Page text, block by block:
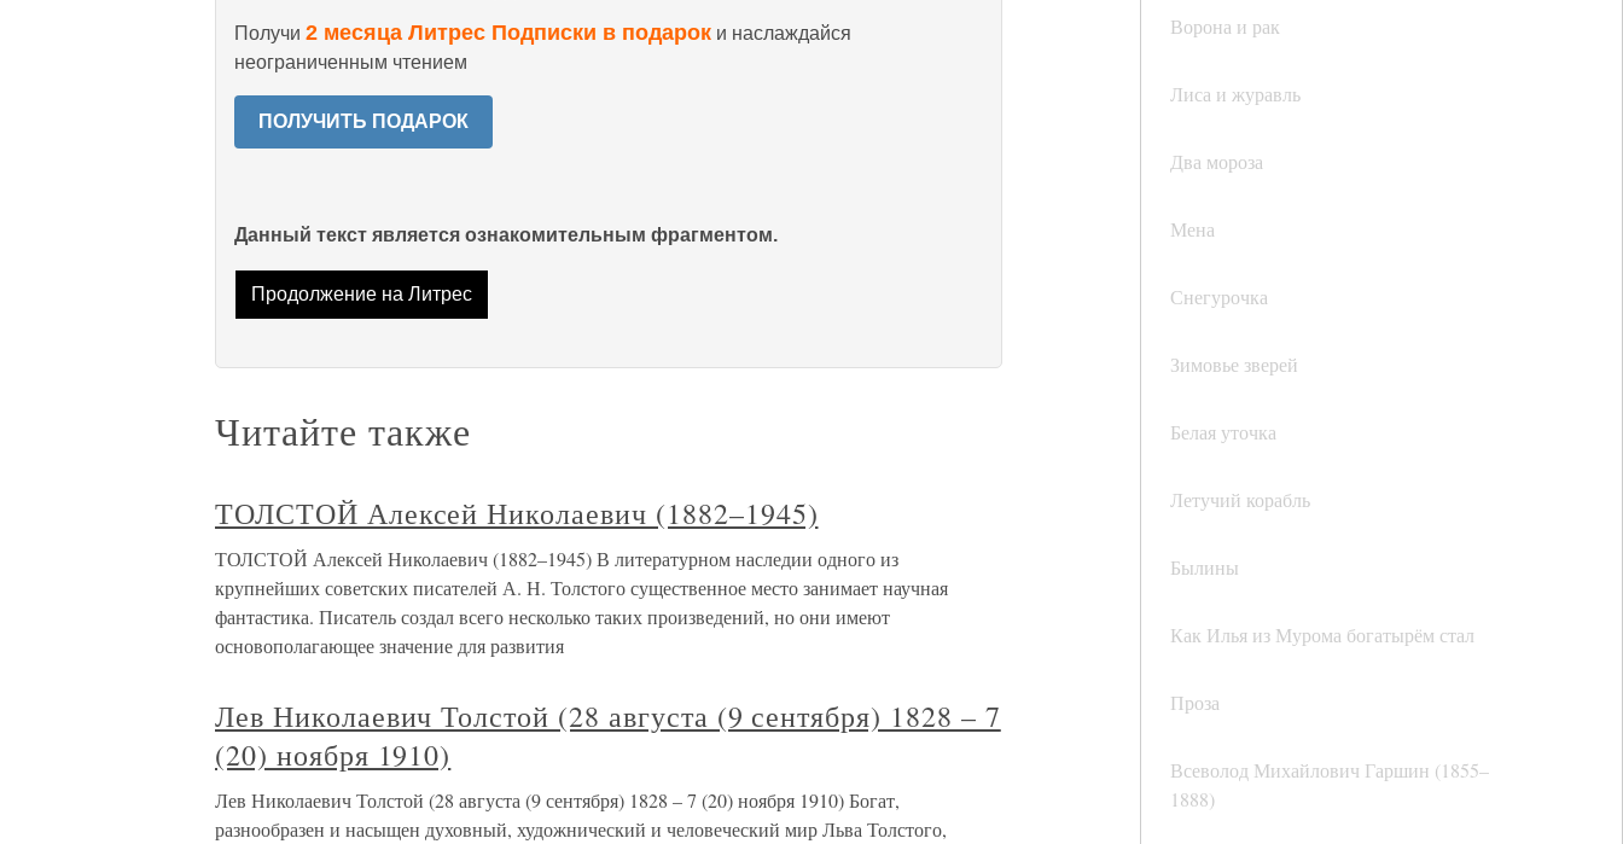
Ворона и рак
Лиса и журавль
Два мороза
Мена
Снегурочка
Зимовье зверей
Белая уточка
Летучий корабль
Былины
Как Илья из Мурома богатырём стал
Проза
Всеволод Михайлович Гаршин (1855–
1888)
Получи 2 месяца Литрес Подписки в подарок и наслаждайся
неограниченным чтением
ПОЛУЧИТЬ ПОДАРОК
Данный текст является ознакомительным фрагментом.
Продолжение на Литрес
Читайте также
ТОЛСТОЙ Алексей Николаевич (1882–1945)
ТОЛСТОЙ Алексей Николаевич (1882–1945) В литературном наследии одного из
крупнейших советских писателей А. Н. Толстого существенное место занимает научная
фантастика. Писатель создал всего несколько таких произведений, но они имеют
основополагающее значение для развития
Лев Николаевич Толстой (28 августа (9 сентября) 1828 – 7
(20) ноября 1910)
Лев Николаевич Толстой (28 августа (9 сентября) 1828 – 7 (20) ноября 1910) Богат,
разнообразен и насыщен духовный, художнический и человеческий мир Льва Толстого,